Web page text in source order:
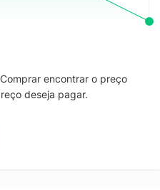
encontrar o preço
deseja pagar.